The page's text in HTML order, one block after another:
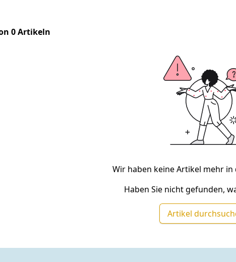
0 Artikeln
Wir haben keine Artikel mehr in
Haben Sie nicht gefunden,
Artikel